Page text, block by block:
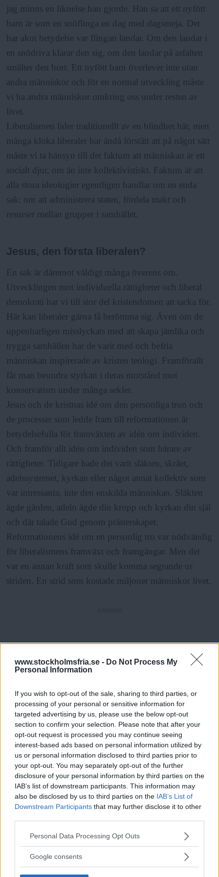
www.stockholmsfria.se - Do Not Process My
Personal Information
If you wish to opt-out of the sale, sharing to third parties, or
processing of your personal or sensitive information for
targeted advertising by us, please use the below opt-out
section to confirm your selection. Please note that after your
opt-out request is processed you may continue seeing
interest-based ads based on personal information utilized by
us or personal information disclosed to third parties prior to
your opt-out. You may separately opt-out of the further
disclosure of your personal information by third parties on the
IAB’s list of downstream participants. This information may
also be disclosed by us to third parties on the IAB’s List of
Downstream Participants that may further disclose it to other
Please note that this website/app uses one or more Google
not limited to your visit or usage behaviour. You may click to
use your data for below specified purposes in below Google
Personal Data Processing Opt Outs
Google consents
Läs Frias efterträdare!
Syreär Sveriges enda gröna dagstidning som
finns både digitalt och i tryck.
jag minns en liknelse han gjorde. Han sa att ett nyfött
barn är som en snöflinga en dag med dagsmeja. Det
har akut betydelse var flingan landar. Om den landar i
en snödriva klarar den sig, om den landar på asfalten
smälter den bort. Ett nyfött barn överlever inte utan
andra människor och för en normal utveckling måste
vi ha andra människor omkring oss under resten av
livet.
Liberalismen lider traditionellt av en blindhet här, men
många kloka liberaler har ändå förstått att på något sätt
måste vi ta hänsyn till det faktum att människan är ett
socialt djur, om än inte kollektivistiskt. Faktum är att
alla stora ideologier egentligen handlar om en enda
sak: om att administrera staten, fördela makt och
resurser mellan grupper i samhället.
Jesus, den första liberalen?
En sak är däremot väldigt många överens om.
Utvecklingen mot individuella rättigheter och liberal
demokrati har vi till stor del kristendomen att tacka för.
Här kan liberaler gärna få berömma sig. Även om de
uppenbarligen misslyckats med att skapa jämlika och
trygga samhällen har de varit med och befria
människan inspirerade av kristen teologi. Framförallt
får man beundra styrkan i deras motstånd mot
konservatism under många sekler.
Jesus och de kristnas idé om den personliga tron och
de processer som ledde fram till reformationen är
betydelsefulla för framväxten av idén om individen.
Och framför allt idén om individen som bärare av
rättigheter. Tidigare hade det varit släkten, skrået,
adelssystemet, kyrkan eller något annat kollektiv som
var intressanta, inte den enskilda människan. Släkten
ägde gården, adeln ägde din kropp och kyrkan din själ
och där talade Gud genom prästerskapet.
Reformationens idé om en personlig tro var nödvändig
för liberalismens framväxt och framgångar. Men det
var en annan kraft som skulle komma segrande ur
striden. En strid som kostade miljoner människor livet.
1900-talets mordmaskiner
Det har mördats i det närmaste systematiskt tidigare i
efter sig. Men nittonhundratalet var värst. Utopier
förvandlades till mardrömmar och goda ideal till
förtryck i en utveckling som jag tror orsakades av
kapitalismen, men som naturligtvis också går att förstå
på andra sätt, inte minst idémässigt, men få betvivlar
att nåt var extra fel under det förra seklet.
Bolsjevismen är död. Socialdemokratin har lämnat en
hel del av sina auktoritära drag bakom sig.
Jag är inte det minsta orolig för mittengänget. De gör
klumpiga saker ibland, men de håller i bästa fall koll
på det där med våra rättigheter och kan verka